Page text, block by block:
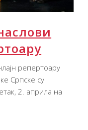
репертоару
Српске су
2. априла на